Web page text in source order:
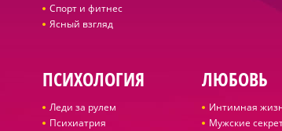
Спорт и фитнес
Ясный взгляд
ПСИХОЛОГИЯ
Леди за рулем
Психиатрия
ЛЮБОВЬ
Интимная
Мужские